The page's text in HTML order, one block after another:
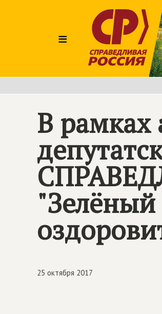
≡
В рамках
"Зелёный
25 октября 2017